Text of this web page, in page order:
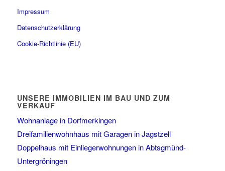
Impressum
Datenschutzerklärung
Cookie-Richtlinie (EU)
UNSERE IMMOBILIEN IM BAU UND ZUM
VERKAUF
Wohnanlage in Dorfmerkingen
Dreifamilienwohnhaus mit Garagen in Jagstzell
Doppelhaus mit Einliegerwohnungen in Abtsgmünd-
Untergröningen